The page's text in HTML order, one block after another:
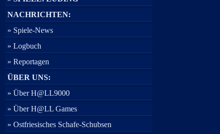
NACHRICHTEN:
» Spiele-News
» Logbuch
» Reportagen
ÜBER UNS:
» Über H@LL9000
» Über H@LL Games
» Ostfriesisches Schafe-Schubsen